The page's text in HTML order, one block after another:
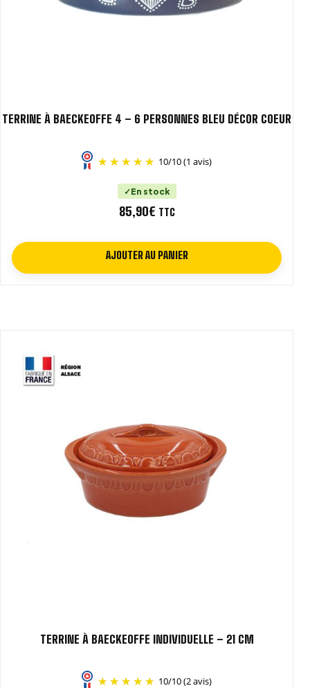
TERRINE À BAECKEOFFE 4 – 6 PERSONNES BLEU DÉCOR COEUR
10/10(1 avis)
En stock
85,90€ TTC
AJOUTER AU PANIER
TERRINE À BAECKEOFFE INDIVIDUELLE – 21 CM
10/10(2 avis)